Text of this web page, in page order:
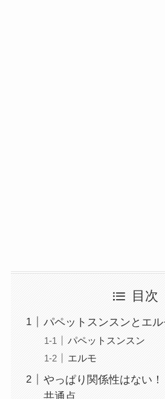
目次
パペットスンスンとエ
パペットスンスン
エルモ
やっぱり関係性はない
共通点